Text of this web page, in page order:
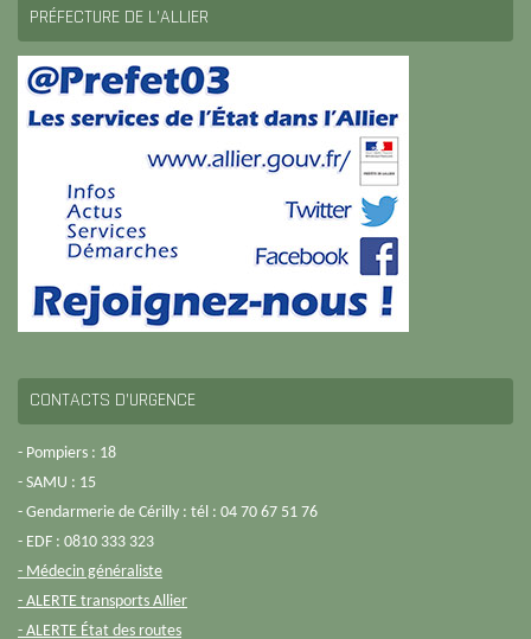
PRÉFECTURE DE L’ALLIER
CONTACTS D’URGENCE
- Pompiers : 18
- SAMU : 15
- Gendarmerie de Cérilly : tél : 04 70 67 51 76
- EDF : 0810 333 323
- Médecin généraliste
- ALERTE transports Allier
- ALERTE État des routes